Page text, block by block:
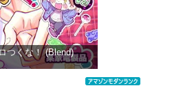
つくな！ (Blend)
価格：¥495